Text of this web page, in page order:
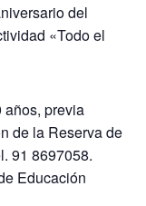
del
«Todo el
años, previa
de la Reserva de
91 8697058.
Educación